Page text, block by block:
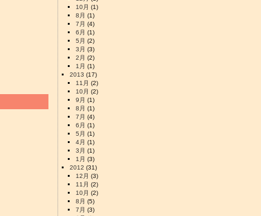
10月 (1)
8月 (1)
7月 (4)
6月 (1)
5月 (2)
3月 (3)
2月 (2)
1月 (1)
2013 (17)
11月 (2)
10月 (2)
9月 (1)
8月 (1)
7月 (4)
6月 (1)
5月 (1)
4月 (1)
3月 (1)
1月 (3)
2012 (31)
12月 (3)
11月 (2)
10月 (2)
8月 (5)
7月 (3)